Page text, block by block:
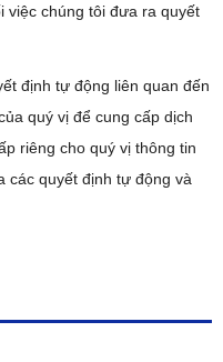
việc chúng tôi đưa ra quyết
định tự động liên quan đến
quý vị để cung cấp dịch
riêng cho quý vị thông tin
các quyết định tự động và